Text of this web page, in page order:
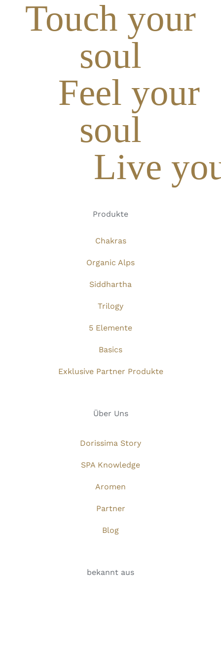
Touch your
soul
Feel your
soul
Live
Produkte
Chakras
Organic Alps
Siddhartha
Trilogy
5 Elemente
Basics
Exklusive Partner Produkte
Über Uns
Dorissima Story
SPA Knowledge
Aromen
Partner
Blog
bekannt aus